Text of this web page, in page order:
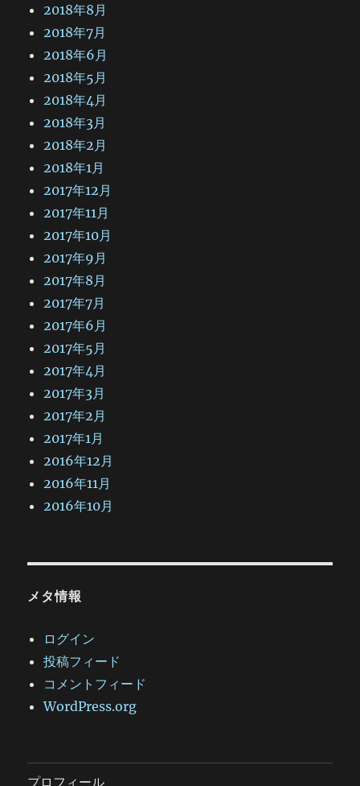
2018年8月
2018年7月
2018年6月
2018年5月
2018年4月
2018年3月
2018年2月
2018年1月
2017年12月
2017年11月
2017年10月
2017年9月
2017年8月
2017年7月
2017年6月
2017年5月
2017年4月
2017年3月
2017年2月
2017年1月
2016年12月
2016年11月
2016年10月
メタ情報
ログイン
投稿フィード
コメントフィード
WordPress.org
プロフィール